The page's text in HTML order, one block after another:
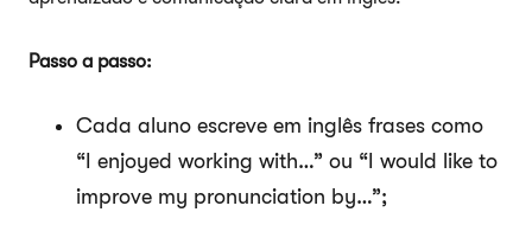
Passo a passo:
Cada aluno escreve em inglês frases como
“I enjoyed working with…” ou “I would like to
improve my pronunciation by…”;